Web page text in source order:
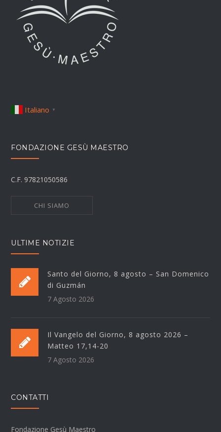
Italiano ▼
FONDAZIONE GESÙ MAESTRO
C.F. 97821050586
CHI SIAMO
ULTIME NOTIZIE
Santo del Giorno, 8 agosto – San Domenico
di Guzmán
7 Agosto 2026
Il Vangelo del Giorno, 8 agosto 2026 –
Matteo 17,14-20
7 Agosto 2026
CONTATTI
Fondazione Gesù Maestro